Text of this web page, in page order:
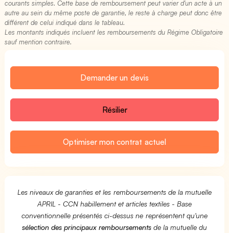
courants simples. Cette base de remboursement peut varier d'un acte à un
autre au sein du même poste de garantie, le reste à charge peut donc être
différent de celui indiqué dans le tableau.
Les montants indiqués incluent les remboursements du Régime Obligatoire
sauf mention contraire.
Demander un devis
Résilier
Optimiser mon contrat actuel
Les niveaux de garanties et les remboursements de la mutuelle
APRIL - CCN habillement et articles textiles - Base
conventionnelle présentés ci-dessus ne représentent qu'une
sélection des principaux remboursementsde la mutuelle du